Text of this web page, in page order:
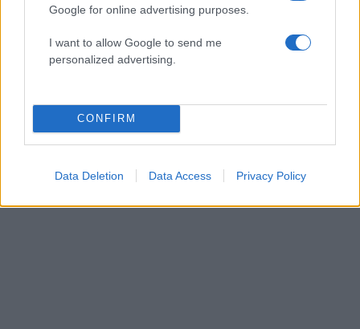
Google for online advertising purposes.
I want to allow Google to send me
personalized advertising.
CONFIRM
Data Deletion Data Access Privacy Policy
Το νέο hobby του καλοκαιριού; Δημιουργία,
ζωγραφική και DIY στο σπίτι